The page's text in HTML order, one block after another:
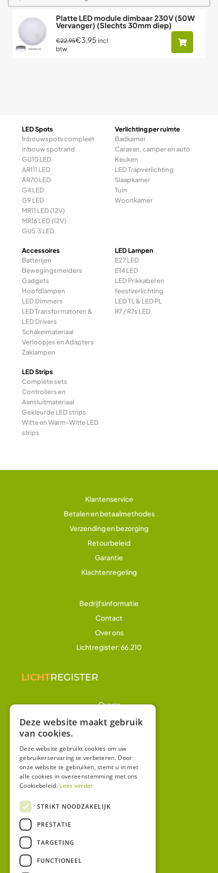
Platte LED module dimbaar 230V (50W
Vervanger) (Slechts 30mm diep)
€22,95€3,95 incl.
btw
LED Spots
Inbouwspots compleet
inbouw spotrand
GU10 LED
AR111 LED
AR70 LED
G4 LED
G9 LED
MR11 LED (12V)
MR16 LED (12V)
GU5.3 LED
Verlichting per ruimte
Badkamer
Caravan, camper en auto
Keuken
LED Trapverlichting
Slaapkamer
Tuin
Woonkamer
Accessoires
Batterijen
Bewegingsmelders
Gadgets
Hoofdlampen
LED Dimmers
LED Transformatoren &
LED Drivers
Schakelmateriaal
Verloopjes en Adapters
Zaklampen
LED Lampen
E27 LED
E14 LED
LED Prikkabel en
feestverlichting
LED TL & LED PL
R7 / R7s LED
LED Strips
Complete sets
Controllers en
Aansluitmateriaal
Gekleurde LED strips
Witte en Warm-Witte LED
strips
Klantenservice
Betalen en betaalmethodes
Verzending en bezorging
Retourbeleid
Garantie
Klachtenregeling
Bedrijfsinformatie
Contact
Over ons
Lichtregister: 66.210
Overig
Winkel
Algemene voorwaarden
Privacy
Bezoekadres:
Deze website maakt gebruik
van cookies.
Deze website gebruikt cookies om uw
gebruikerservaring te verbeteren. Door
onze website te gebruiken, stemt u in met
alle cookies in overeenstemming met ons
Cookiebeleid. Lees verder
STRIKT NOODZAKELIJK
PRESTATIE
TARGETING
FUNCTIONEEL